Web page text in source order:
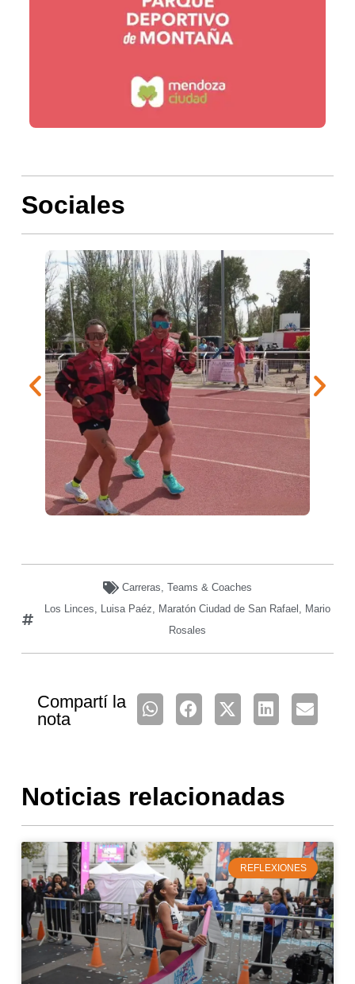
Sociales
Carreras, Teams & Coaches
Los Linces, Luisa Paéz, Maratón Ciudad de San Rafael , Mario
Rosales
Compartí la
nota
Noticias relacionadas
REFLEXIONES